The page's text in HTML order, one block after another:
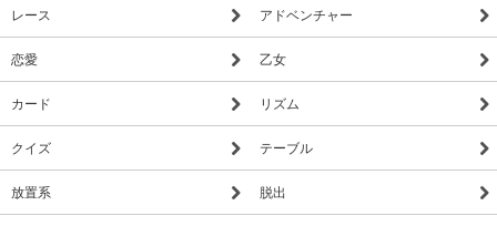
レース アドベンチャー
恋愛 乙女
カード リズム
クイズ テーブル
放置系 脱出